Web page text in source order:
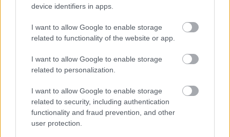
device identifiers in apps.
I want to allow Google to enable storage
related to functionality of the website or app.
I want to allow Google to enable storage
related to personalization.
I want to allow Google to enable storage
related to security, including authentication
functionality and fraud prevention, and other
user protection.
Beindult az őszibarackszezon,
szeptemberig élvezhetjük
HIRDETÉS